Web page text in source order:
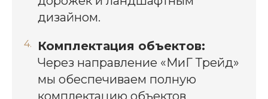
дизайном.
Комплектация объектов:
Через направление «МиГ Трейд»
мы обеспечиваем полную
комплектацию объектов